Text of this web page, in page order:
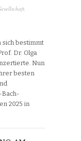
bestimmt
Dr. Olga
Nun
besten
Bach-
2025 in